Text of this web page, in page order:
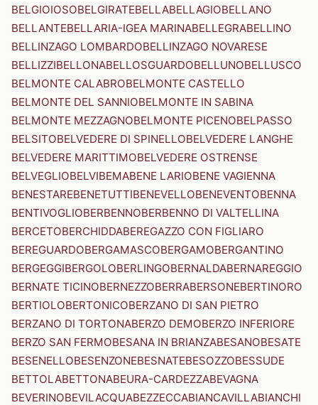
BELGIOIOSOBELGIRATEBELLABELLAGIOBELLANO
BELLANTEBELLARIA-IGEA MARINABELLEGRABELLINO
BELLINZAGO LOMBARDOBELLINZAGO NOVARESE
BELLIZZIBELLONABELLOSGUARDOBELLUNOBELLUSCO
BELMONTE CALABROBELMONTE CASTELLO
BELMONTE DEL SANNIOBELMONTE IN SABINA
BELMONTE MEZZAGNOBELMONTE PICENOBELPASSO
BELSITOBELVEDERE DI SPINELLOBELVEDERE LANGHE
BELVEDERE MARITTIMOBELVEDERE OSTRENSE
BELVEGLIOBELVIBEMABENE LARIOBENE VAGIENNA
BENESTAREBENETUTTIBENEVELLOBENEVENTOBENNA
BENTIVOGLIOBERBENNOBERBENNO DI VALTELLINA
BERCETOBERCHIDDABEREGAZZO CON FIGLIARO
BEREGUARDOBERGAMASCOBERGAMOBERGANTINO
BERGEGGIBERGOLOBERLINGOBERNALDABERNAREGGIO
BERNATE TICINOBERNEZZOBERRABERSONEBERTINORO
BERTIOLOBERTONICOBERZANO DI SAN PIETRO
BERZANO DI TORTONABERZO DEMOBERZO INFERIORE
BERZO SAN FERMOBESANA IN BRIANZABESANOBESATE
BESENELLOBESENZONEBESNATEBESOZZOBESSUDE
BETTOLABETTONABEURA-CARDEZZABEVAGNA
BEVERINOBEVILACQUABEZZECCABIANCAVILLABIANCHI